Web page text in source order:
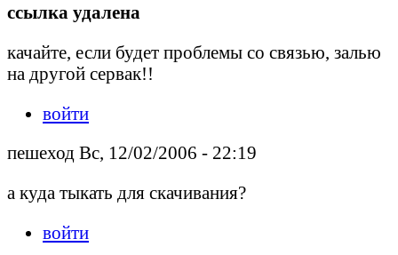
ссылка удалена
качайте, если будет проблемы со связью, залью
на другой сервак!!
войти
пешеход Вс, 12/02/2006 - 22:19
а куда тыкать для скачивания?
войти